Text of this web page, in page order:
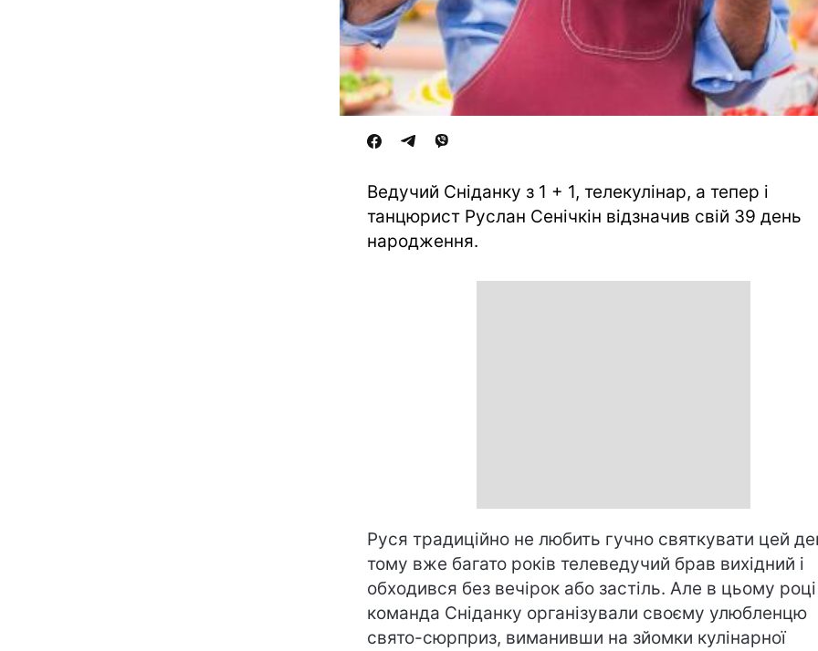
Ведучий Сніданку з 1 + 1, телекулінар, а тепер і
танцюрист Руслан Сенічкін відзначив свій 39 день
народження.
Руся традиційно не любить гучно святкувати цей
тому вже багато років телеведучий брав вихідний і
обходився без вечірок або застіль. Але в цьому році
команда Сніданку організували своєму улюбленцю
свято-сюрприз, виманивши на зйомки кулінарної